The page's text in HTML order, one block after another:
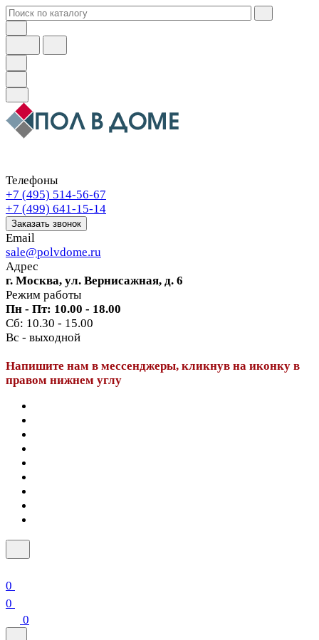
Телефоны
+7 (495) 514-56-67
+7 (499) 641-15-14
Заказать звонок
Email
sale@polvdome.ru
Адрес
г. Москва, ул. Вернисажная, д. 6
Режим работы
Пн - Пт: 10.00 - 18.00
Сб: 10.30 - 15.00
Вс - выходной
Напишите нам в мессенджеры, кликнув на иконку в
правом нижнем углу
0
0
0